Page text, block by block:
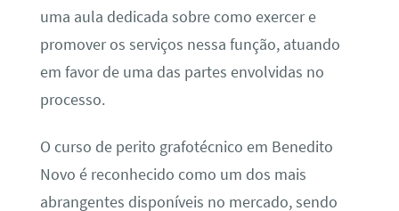
uma aula dedicada sobre como exercer e
promover os serviços nessa função, atuando
em favor de uma das partes envolvidas no
processo.
O curso de perito grafotécnico em Benedito
Novo é reconhecido como um dos mais
abrangentes disponíveis no mercado, sendo